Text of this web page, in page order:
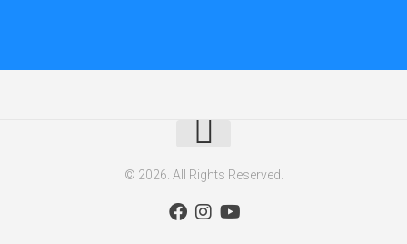
© 2026. All Rights Reserved.